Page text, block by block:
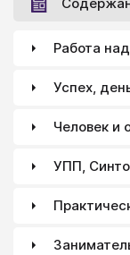
Работа
Успех,
Человек и
УПП,